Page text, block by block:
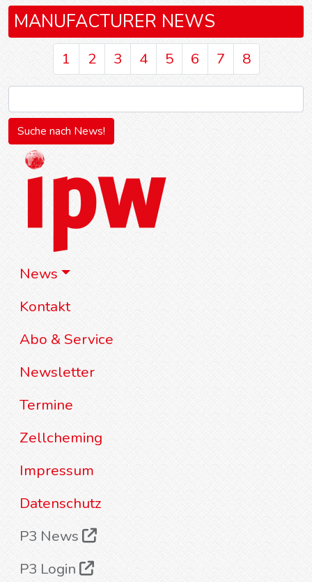
News
Kontakt
Abo & Service
Newsletter
Termine
Zellcheming
Impressum
Datenschutz
P3 News
P3 Login
MANUFACTURER NEWS
1 2 3 4 5 6 7 8